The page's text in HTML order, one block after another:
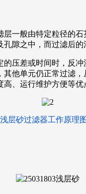
一般由特定粒径的
隙之中，而过滤后
压差或时间时，反
他单元仍正常过滤
、运行维护方便等优
浅层砂过滤器工作原理